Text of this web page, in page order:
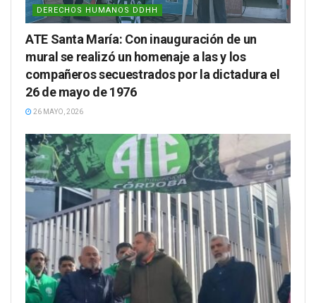
DERECHOS HUMANOS DDHH
ATE Santa María: Con inauguración de un
mural se realizó un homenaje a las y los
compañeros secuestrados por la dictadura el
26 de mayo de 1976
26 MAYO, 2026